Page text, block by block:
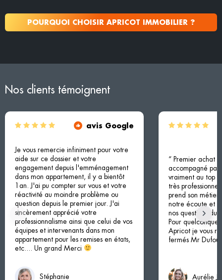
POURQUOI CHOISIR APRICOT IMMOBILIER ?
Nos clients témoignent
avis Google
Je vous remercie infiniment pour votre
aide sur ce dossier et votre
engagement depuis l'emménagement
dans mon appartement, il y a bientôt
1an. J'ai pu compter sur vous et votre
réactivité au moindre problème ou
question depuis le premier jour. J'ai
sincèrement apprécié votre
professionnalisme ainsi que celui de vos
équipes et intervenants dans mon
appartement pour les remises en états,
etc.... Un grand Merci
Stéphanie
“ Premier achat
accompagné
vraiment au top !
très
prend son
notre écoute et
nos questions du
Pour
Apricot je vous
fermés Mr
Aurélie